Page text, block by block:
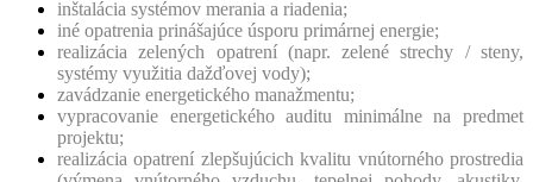
inštalácia systémov merania a riadenia;
iné opatrenia prinášajúce úsporu primárnej energie;
realizácia zelených opatrení (napr. zelené strechy / steny,
systémy využitia dažďovej vody);
zavádzanie energetického manažmentu;
vypracovanie energetického auditu minimálne na predmet
projektu;
realizácia opatrení zlepšujúcich kvalitu vnútorného prostredia